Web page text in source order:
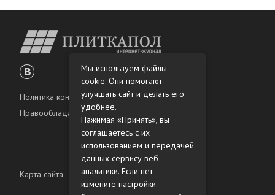
Политика конфиденциальности
Правообладателям
Карта сайта
Мы используем файлы
cookie. Они помогают
улучшать сайт и делать его
удобнее.
Нажимая «Принять», вы
соглашаетесь с их
использованием и передачей
данных сервису веб-
аналитики. Если нет —
измените настройки